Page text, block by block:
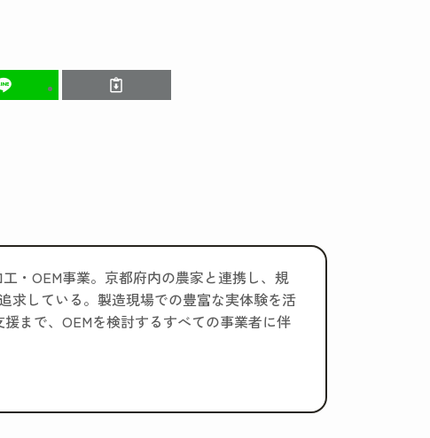
・OEM事業。京都府内の農家と連携し、規
求している。製造現場での豊富な実体験を活
まで、OEMを検討するすべての事業者に伴